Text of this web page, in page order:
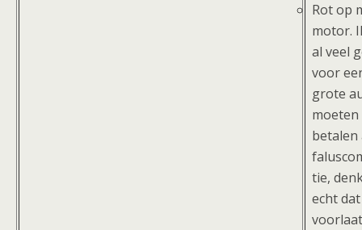
Rot op
motor.
al veel
voor
grote
moeten
betalen
tie,
echt